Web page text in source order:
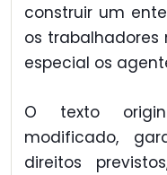
construir um
os
especial os
O texto
modificado,
direitos